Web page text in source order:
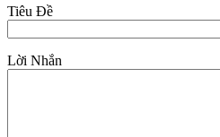
Tiêu Đề
Lời Nhắn